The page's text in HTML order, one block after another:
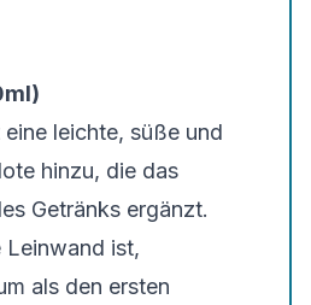
leichte, süße und
hinzu, die das
Getränks ergänzt.
Leinwand ist,
als den ersten